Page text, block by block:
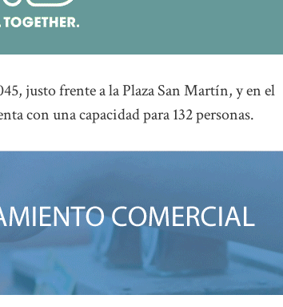
justo frente a la Plaza San Martín, y en el
con una capacidad para 132 personas.